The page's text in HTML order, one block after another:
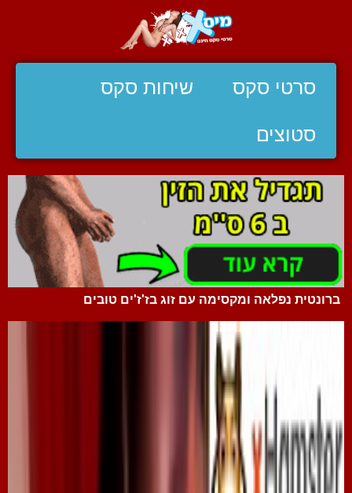
סרטי סקס שיחות סקס
סטוצים
ברונטית נפלאה ומקסימה עם זוג בז'ז'ים טובים